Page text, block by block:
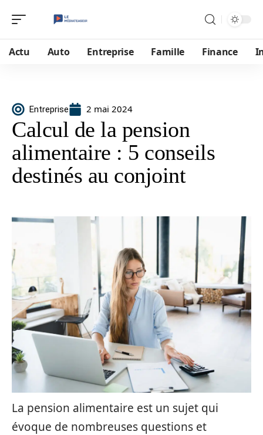
Actu Auto Entreprise Famille Finance
Entreprise 2 mai 2024
Calcul de la pension
alimentaire : 5 conseils
destinés au conjoint
La pension alimentaire est un sujet qui
évoque de nombreuses questions et